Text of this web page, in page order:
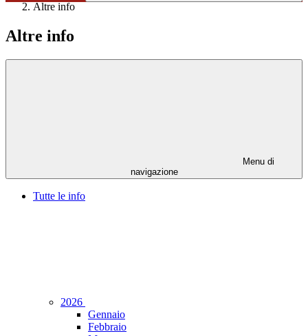
Altre info
Altre info
Menu di
navigazione
Tutte le info
2026
Gennaio
Febbraio